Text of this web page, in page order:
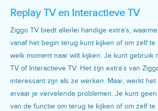
Replay TV en Interactieve TV
Ziggo TV biedt allerlei handige extra’s,
vanaf het begin terug kunt kijken of om zelf te
welk moment naar wilt kijken. Je kunt gebruik
TV of Interactieve TV. Het zijn extra’s van
interessant zijn als ze werken. Maar, werkt
ervaar je vervelende problemen. Je kunt
van de functie om terug te kijken of om zelf te